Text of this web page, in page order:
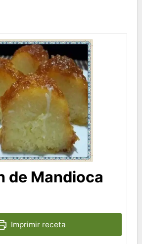
de Mandioca
Imprimir receta